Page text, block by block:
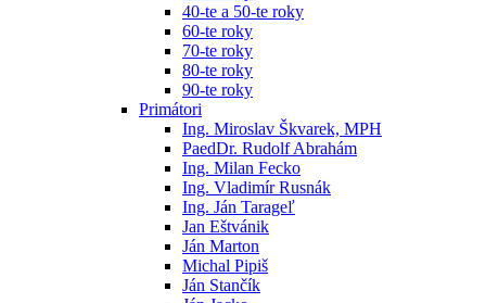
40-te a 50-te roky
60-te roky
70-te roky
80-te roky
90-te roky
Primátori
Ing. Miroslav Škvarek, MPH
PaedDr. Rudolf Abrahám
Ing. Milan Fecko
Ing. Vladimír Rusnák
Ing. Ján Tarageľ
Jan Eštvánik
Ján Marton
Michal Pipiš
Ján Stančík